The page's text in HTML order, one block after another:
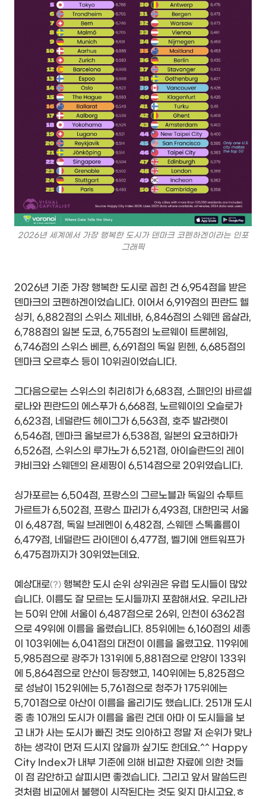
2026년 세계에서 가장 행복한 도시가 덴마크 코펜하겐이라는 인포
그래픽
2026년 기준 가장 행복한 도시로 꼽힌 건 6,954점을 받은
덴마크의 코펜하겐이었습니다. 이어서 6,919점의 핀란드 헬
싱키, 6,882점의 스위스 제네바, 6,846점의 스웨덴 웁살라,
6,788점의 일본 도쿄, 6,755점의 노르웨이 트론헤임,
6,746점의 스위스 베른, 6,691점의 독일 뮌헨, 6,685점의
덴마크 오르후스 등이 10위권이었습니다.
그다음으로는 스위스의 취리히가 6,683점, 스페인의 바르셀
로나와 핀란드의 에스푸가 6,668점, 노르웨이의 오슬로가
6,623점, 네덜란드 헤이그가 6,563점, 호주 발라랫이
6,546점, 덴마크 올보르가 6,538점, 일본의 요코하마가
6,526점, 스위스의 루가노가 6,521점, 아이슬란드의 레이
캬비크와 스웨덴의 욘세핑이 6,514점으로 20위였습니다.
싱가포르는 6,504점, 프랑스의 그르노블과 독일의 슈투트
가르트가 6,502점, 프랑스 파리가 6,493점, 대한민국 서울
이 6,487점, 독일 브레멘이 6,482점, 스웨덴 스톡홀름이
6,479점, 네덜란드 라이덴이 6,477점, 벨기에 앤트워프가
6,475점까지가 30위였는데요.
예상대로(?) 행복한 도시 순위 상위권은 유럽 도시들이 많았
습니다. 이름도 잘 모르는 도시들까지 포함해서요. 우리나라
는 50위 안에 서울이 6,487점으로 26위, 인천이 6362점
으로 49위에 이름을 올렸습니다. 85위에는 6,160점의 세종
이 103위에는 6,041점의 대전이 이름을 올렸고요. 119위에
5,985점으로 광주가 131위에 5,881점으로 안양이 133위
에 5,864점으로 안산이 등장했고, 140위에는 5,825점으
로 성남이 152위에는 5,761점으로 청주가 175위에는
5,701점으로 아산이 이름을 올리기도 했습니다. 251개 도시
중 총 10개의 도시가 이름을 올린 건데 아마 이 도시들을 보
고 내가 사는 도시가 빠진 것도 의아하고 정말 저 순위가 맞나
하는 생각이 먼저 드시지 않을까 싶기도 한데요.^^ Happy
City Index가 내부 기준에 의해 비교한 자료에 의한 것들
이 점 감안하고 살피시면 좋겠습니다. 그리고 앞서 말씀드린
것처럼 비교에서 불행이 시작된다는 것도 잊지 마시고요.ㅎ